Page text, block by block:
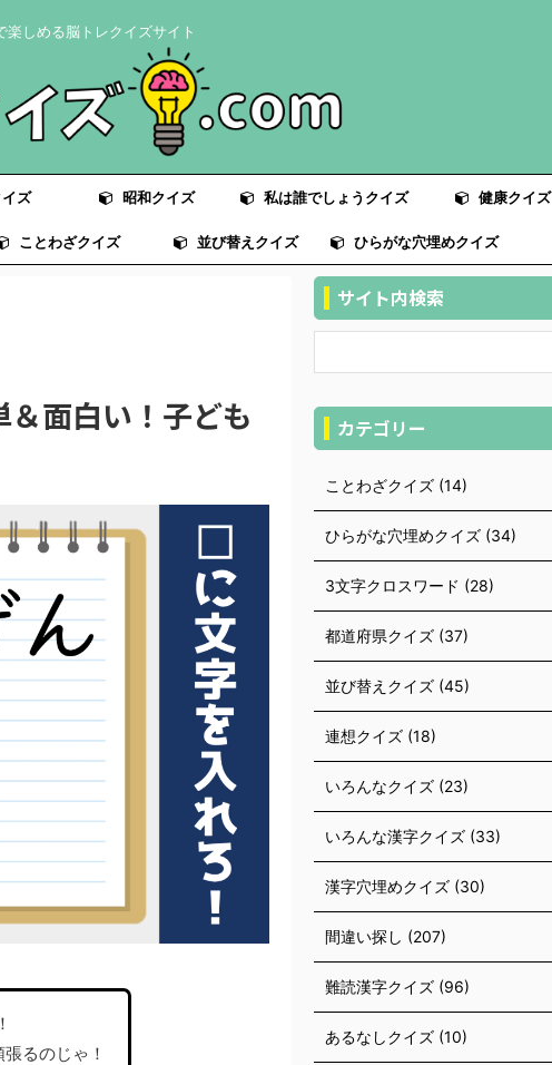
楽しめる脳トレクイズサイト
ズ 昭和クイズ 私は誰でしょうクイズ 健康クイズ
ことわざクイズ 並び替えクイズ ひらがな穴埋めクイズ
＆面白い！子ども
るのじゃ！
サイト内検索
カテゴリー
ことわざクイズ (14)
ひらがな穴埋めクイズ (34)
3文字クロスワード (28)
都道府県クイズ (37)
並び替えクイズ (45)
連想クイズ (18)
いろんなクイズ (23)
いろんな漢字クイズ (33)
漢字穴埋めクイズ (30)
間違い探し (207)
難読漢字クイズ (96)
あるなしクイズ (10)